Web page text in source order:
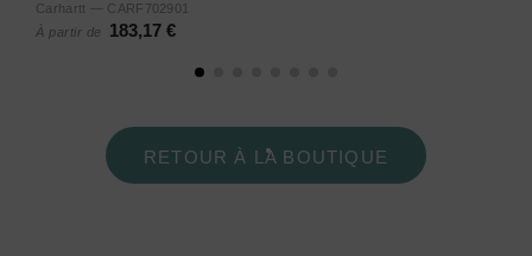
Carhartt — CARF702901
À partir de
183,17 €
RETOUR À LA BOUTIQUE